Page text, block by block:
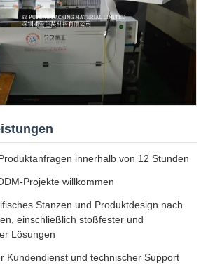
innerhalb von 12 Stunden
Projekte willkommen
Stanzen und Produktdesign nach
einschließlich stoßfester und
Lösungen
Kundendienst und technischer Support